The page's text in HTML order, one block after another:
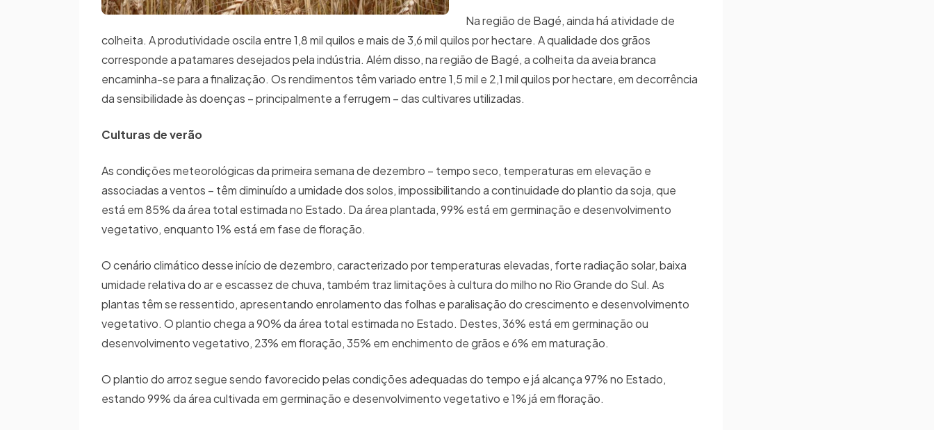
Na região de Bagé, ainda há atividade de
colheita. A produtividade oscila entre 1,8 mil quilos e mais de 3,6 mil quilos por hectare. A qualidade dos grãos
corresponde a patamares desejados pela indústria. Além disso, na região de Bagé, a colheita da aveia branca
encaminha-se para a finalização. Os rendimentos têm variado entre 1,5 mil e 2,1 mil quilos por hectare, em decorrência
da sensibilidade às doenças – principalmente a ferrugem – das cultivares utilizadas.
Culturas de verão
As condições meteorológicas da primeira semana de dezembro – tempo seco, temperaturas em elevação e
associadas a ventos – têm diminuído a umidade dos solos, impossibilitando a continuidade do plantio da soja, que
está em 85% da área total estimada no Estado. Da área plantada, 99% está em germinação e desenvolvimento
vegetativo, enquanto 1% está em fase de floração.
O cenário climático desse início de dezembro, caracterizado por temperaturas elevadas, forte radiação solar, baixa
umidade relativa do ar e escassez de chuva, também traz limitações à cultura do milho no Rio Grande do Sul. As
plantas têm se ressentido, apresentando enrolamento das folhas e paralisação do crescimento e desenvolvimento
vegetativo. O plantio chega a 90% da área total estimada no Estado. Destes, 36% está em germinação ou
desenvolvimento vegetativo, 23% em floração, 35% em enchimento de grãos e 6% em maturação.
O plantio do arroz segue sendo favorecido pelas condições adequadas do tempo e já alcança 97% no Estado,
estando 99% da área cultivada em germinação e desenvolvimento vegetativo e 1% já em floração.